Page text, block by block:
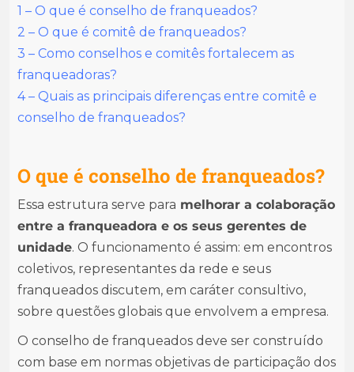
1 – O que é conselho de franqueados?
2 – O que é comitê de franqueados?
3 – Como conselhos e comitês fortalecem as
franqueadoras?
4 – Quais as principais diferenças entre comitê e
conselho de franqueados?
O que é conselho de franqueados?
Essa estrutura serve para melhorar a colaboração
entre a franqueadora e os seus gerentes de
unidade. O funcionamento é assim: em encontros
coletivos, representantes da rede e seus
franqueados discutem, em caráter consultivo,
sobre questões globais que envolvem a empresa.
O conselho de franqueados deve ser construído
com base em normas objetivas de participação dos